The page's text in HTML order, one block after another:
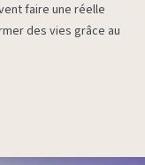
faire une réelle
des vies grâce au